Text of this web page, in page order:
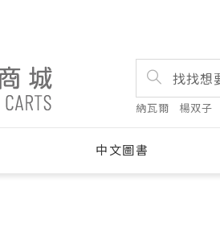
納瓦爾 楊双子
中文圖書